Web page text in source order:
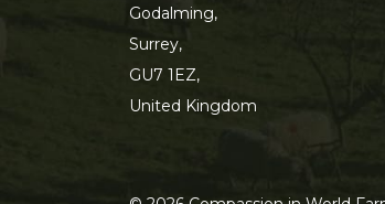
Godalming,
Surrey,
GU7 1EZ,
United Kingdom